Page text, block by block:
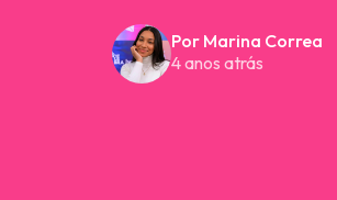
Por Marina Correa
4 anos atrás